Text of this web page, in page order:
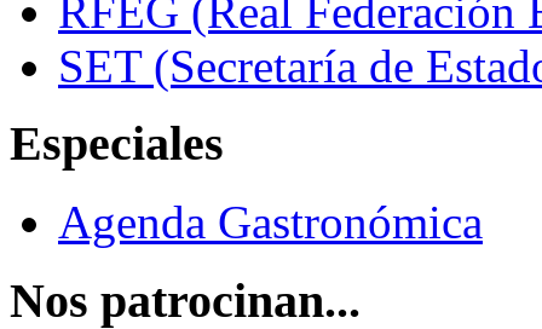
RFEG (Real Federación
SET (Secretaría de
Especiales
Agenda Gastronómica
Nos patrocinan...